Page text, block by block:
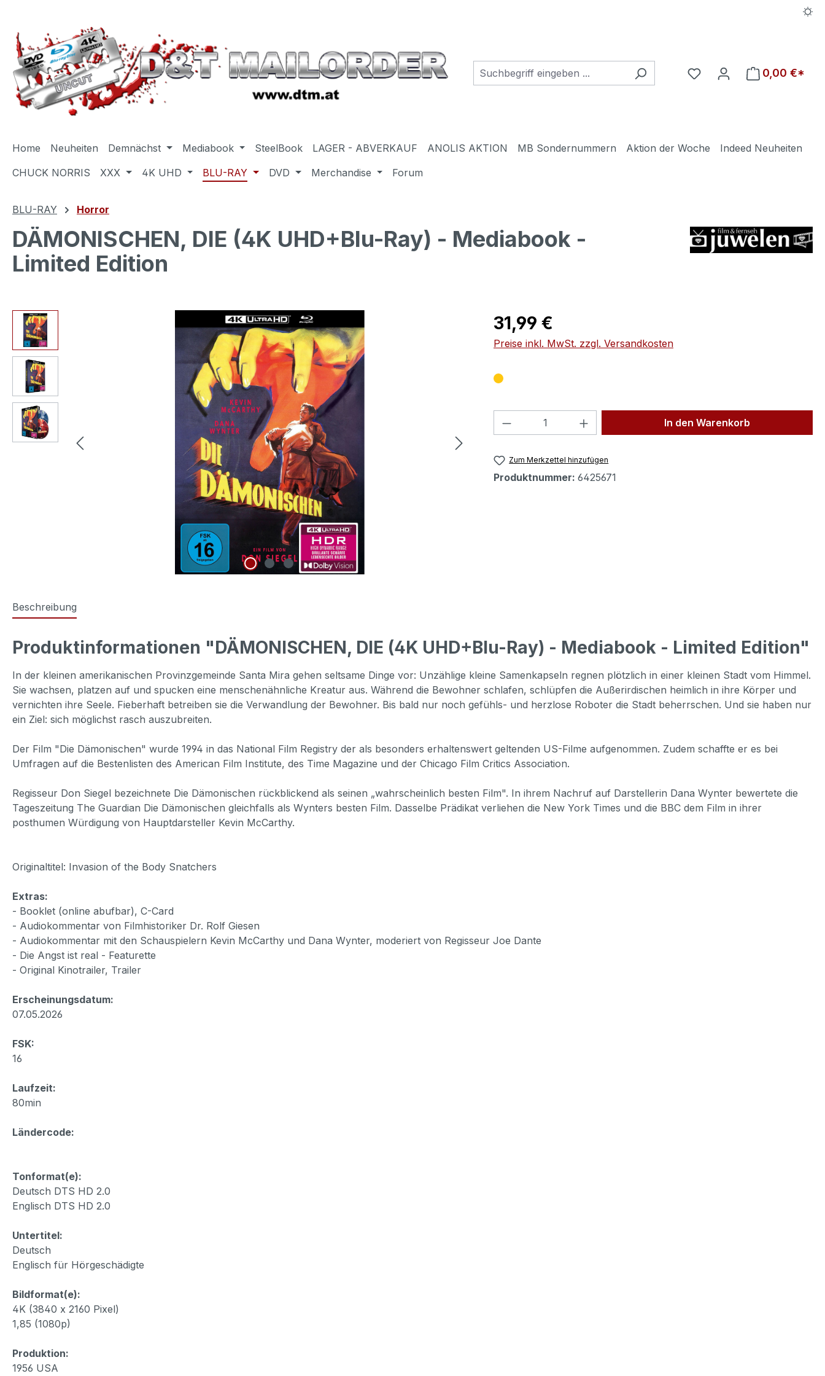
Du hast 0 Produkte auf
0,00 €*
Home Neuheiten Demnächst Mediabook SteelBook LAGER - ABVERKAUF ANOLIS AKTION MB Sondernummern Aktion der Woche
Indeed Neuheiten
CHUCK NORRIS
XXX 4K UHD BLU-RAY DVD Merchandise Forum
BLU-RAY Horror
DÄMONISCHEN, DIE (4K UHD+Blu-Ray) - Mediabook -
Limited Edition
Bildergalerie überspringen Regulärer Preis:
31,99 €
Preise inkl. MwSt. zzgl. Versandkosten
Produkt Anzahl: Gib den gewünschten Wert
In den Warenkorb
Zum Merkzettel hinzufügen
Produktnummer: 6425671
Beschreibung
Produktinformationen "DÄMONISCHEN, DIE (4K UHD+Blu-Ray) - Mediabook - Limited Edition"
In der kleinen amerikanischen Provinzgemeinde Santa Mira gehen seltsame Dinge vor: Unzählige kleine Samenkapseln regnen plötzlich in einer kleinen Stadt vom Himmel.
Sie wachsen, platzen auf und spucken eine menschenähnliche Kreatur aus. Während die Bewohner schlafen, schlüpfen die Außerirdischen heimlich in ihre Körper und
vernichten ihre Seele. Fieberhaft betreiben sie die Verwandlung der Bewohner. Bis bald nur noch gefühls- und herzlose Roboter die Stadt beherrschen. Und sie haben nur
ein Ziel: sich möglichst rasch auszubreiten.
Der Film "Die Dämonischen" wurde 1994 in das National Film Registry der als besonders erhaltenswert geltenden US-Filme aufgenommen. Zudem schaffte er es bei
Umfragen auf die Bestenlisten des American Film Institute, des Time Magazine und der Chicago Film Critics Association.
Regisseur Don Siegel bezeichnete Die Dämonischen rückblickend als seinen „wahrscheinlich besten Film". In ihrem Nachruf auf Darstellerin Dana Wynter bewertete die
Tageszeitung The Guardian Die Dämonischen gleichfalls als Wynters besten Film. Dasselbe Prädikat verliehen die New York Times und die BBC dem Film in ihrer
posthumen Würdigung von Hauptdarsteller Kevin McCarthy.
Originaltitel: Invasion of the Body Snatchers
Extras:
- Booklet (online abufbar), C-Card
- Audiokommentar von Filmhistoriker Dr. Rolf Giesen
- Audiokommentar mit den Schauspielern Kevin McCarthy und Dana Wynter, moderiert von Regisseur Joe Dante
- Die Angst ist real - Featurette
- Original Kinotrailer, Trailer
Erscheinungsdatum:
07.05.2026
FSK:
16
Laufzeit:
80min
Ländercode:
Tonformat(e):
Deutsch DTS HD 2.0
Englisch DTS HD 2.0
Untertitel:
Deutsch
Englisch für Hörgeschädigte
Bildformat(e):
4K (3840 x 2160 Pixel)
1,85 (1080p)
Produktion:
1956 USA